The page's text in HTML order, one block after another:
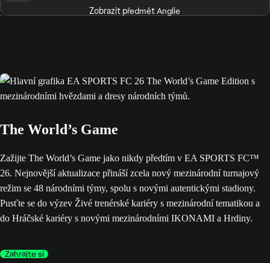
Zobrazit předmět Anglie
The World’s Game
Zažijte The World’s Game jako nikdy předtím v EA SPORTS FC™
26. Nejnovější aktualizace přináší zcela nový mezinárodní turnajový
režim se 48 národními týmy, spolu s novými autentickými stadiony.
Pusťte se do výzev Živé trenérské kariéry s mezinárodní tematikou a
do Hráčské kariéry s novými mezinárodními IKONAMI a Hrdiny.
Zahrajte si